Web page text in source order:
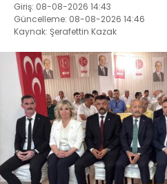
Giriş: 08-08-2026 14:43
Güncelleme: 08-08-2026 14:46
Kaynak: Şerafettin Kazak